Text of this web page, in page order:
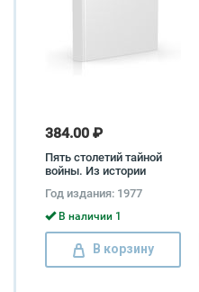
384.00 ₽
Пять столетий тайной
войны. Из истории
разведки Ефим Черняк
Год издания: 1977
В наличии 1
В корзину